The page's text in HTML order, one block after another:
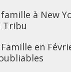
à New
Tribu
en